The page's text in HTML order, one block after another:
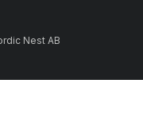
Nest AB